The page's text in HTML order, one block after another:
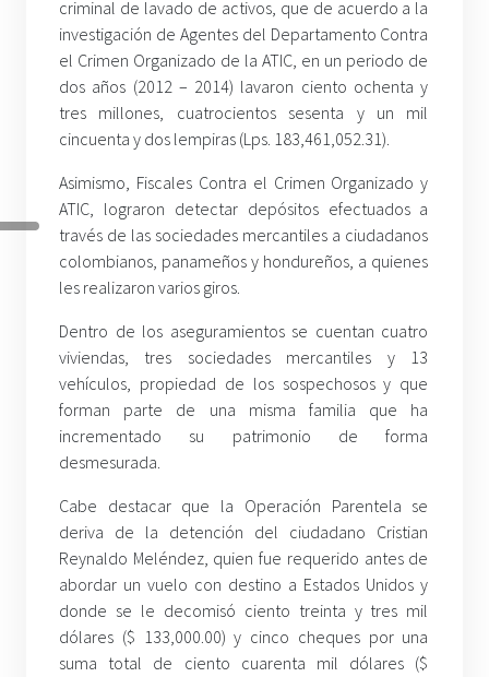
criminal de lavado de activos, que de acuerdo a la
investigación de Agentes del Departamento Contra
el Crimen Organizado de la ATIC, en un periodo de
dos años (2012 – 2014) lavaron ciento ochenta y
tres millones, cuatrocientos sesenta y un mil
cincuenta y dos lempiras (Lps. 183,461,052.31).
Asimismo, Fiscales Contra el Crimen Organizado y
ATIC, lograron detectar depósitos efectuados a
través de las sociedades mercantiles a ciudadanos
colombianos, panameños y hondureños, a quienes
les realizaron varios giros.
Dentro de los aseguramientos se cuentan cuatro
viviendas, tres sociedades mercantiles y 13
vehículos, propiedad de los sospechosos y que
forman parte de una misma familia que ha
incrementado su patrimonio de forma
desmesurada.
Cabe destacar que la Operación Parentela se
deriva de la detención del ciudadano Cristian
Reynaldo Meléndez, quien fue requerido antes de
abordar un vuelo con destino a Estados Unidos y
donde se le decomisó ciento treinta y tres mil
dólares ($ 133,000.00) y cinco cheques por una
suma total de ciento cuarenta mil dólares ($